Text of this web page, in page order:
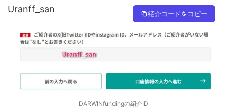
Uranff_san 紹介コードをコピー
DARWINfundingの紹介ID